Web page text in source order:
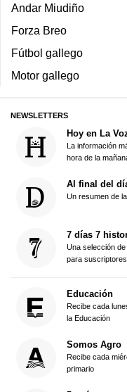
Andar Miudiño
Forza Breo
Fútbol gallego
Motor gallego
NEWSLETTERS
Hoy en La
La información
hora de la
Al final del
Un resumen de
7 días 7
Una selección
para suscriptores
Educación
Recibe cada
la Educación
Somos Agro
Recibe cada
primario